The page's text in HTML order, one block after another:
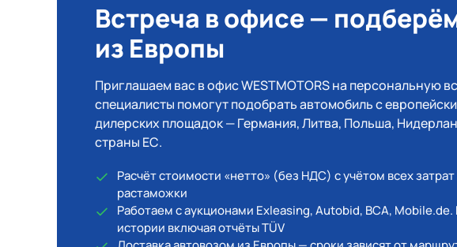
Встреча в офисе —
из Европы
Приглашаем вас в офис WESTMOTORS на персональную
специалисты помогут подобрать автомобиль с
дилерских площадок — Германия, Литва, Польша,
страны ЕС.
Расчёт стоимости «нетто» (без НДС) с учётом всех
растаможки
Работаем с аукционами Exleasing, Autobid, BCA,
истории включая отчёты TÜV